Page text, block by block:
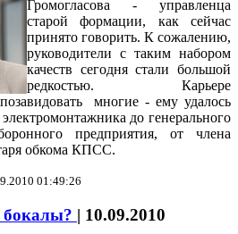
Громогласова - управленца
старой формации, как сейчас
принято говорить. К сожалению,
руководители с таким набором
качеств сегодня стали большой
редкостью. Карьере
многие - ему удалось
до генерального
предприятия, от члена
обкома КПСС.
01:49:26
| 10.09.2010